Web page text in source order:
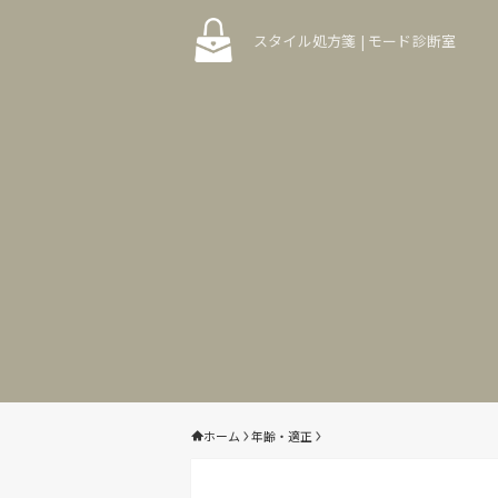
スタイル処方箋 | モード診断室
ホーム 年齢・適正